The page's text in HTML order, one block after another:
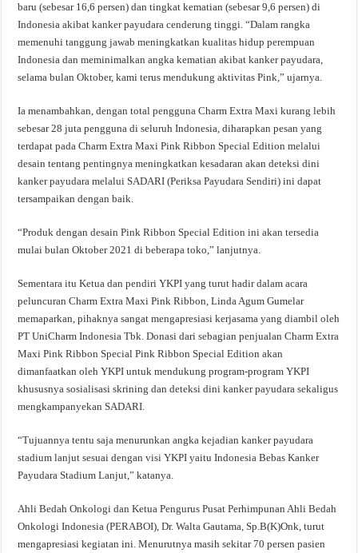
baru (sebesar 16,6 persen) dan tingkat kematian (sebesar 9,6 persen) di
Indonesia akibat kanker payudara cenderung tinggi. “Dalam rangka
memenuhi tanggung jawab meningkatkan kualitas hidup perempuan
Indonesia dan meminimalkan angka kematian akibat kanker payudara,
selama bulan Oktober, kami terus mendukung aktivitas Pink,” ujarnya.
Ia menambahkan, dengan total pengguna Charm Extra Maxi kurang lebih
sebesar 28 juta pengguna di seluruh Indonesia, diharapkan pesan yang
terdapat pada Charm Extra Maxi Pink Ribbon Special Edition melalui
desain tentang pentingnya meningkatkan kesadaran akan deteksi dini
kanker payudara melalui SADARI (Periksa Payudara Sendiri) ini dapat
tersampaikan dengan baik.
“Produk dengan desain Pink Ribbon Special Edition ini akan tersedia
mulai bulan Oktober 2021 di beberapa toko,” lanjutnya.
Sementara itu Ketua dan pendiri YKPI yang turut hadir dalam acara
peluncuran Charm Extra Maxi Pink Ribbon, Linda Agum Gumelar
memaparkan, pihaknya sangat mengapresiasi kerjasama yang diambil oleh
PT UniCharm Indonesia Tbk. Donasi dari sebagian penjualan Charm Extra
Maxi Pink Ribbon Special Pink Ribbon Special Edition akan
dimanfaatkan oleh YKPI untuk mendukung program-program YKPI
khususnya sosialisasi skrining dan deteksi dini kanker payudara sekaligus
mengkampanyekan SADARI.
“Tujuannya tentu saja menurunkan angka kejadian kanker payudara
stadium lanjut sesuai dengan visi YKPI yaitu Indonesia Bebas Kanker
Payudara Stadium Lanjut,” katanya.
Ahli Bedah Onkologi dan Ketua Pengurus Pusat Perhimpunan Ahli Bedah
Onkologi Indonesia (PERABOI), Dr. Walta Gautama, Sp.B(K)Onk, turut
mengapresiasi kegiatan ini. Menurutnya masih sekitar 70 persen pasien